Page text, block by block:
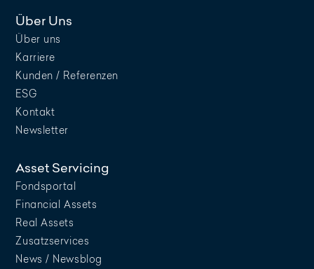
Über Uns
Über uns
Karriere
Kunden / Referenzen
ESG
Kontakt
Newsletter
Asset Servicing
Fondsportal
Financial Assets
Real Assets
Zusatzservices
News / Newsblog